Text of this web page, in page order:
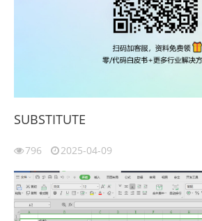
SUBSTITUTE
796 2025-04-09